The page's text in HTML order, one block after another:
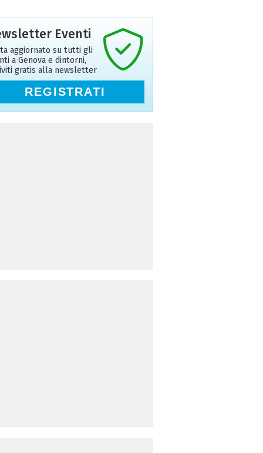
Eventi
aggiornato su tutti gli
a Genova e dintorni,
gratis alla newsletter
REGISTRATI